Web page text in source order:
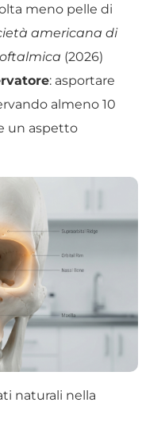
meno pelle di
americana di
(2026)
: asportare
almeno 10
un aspetto
naturali nella